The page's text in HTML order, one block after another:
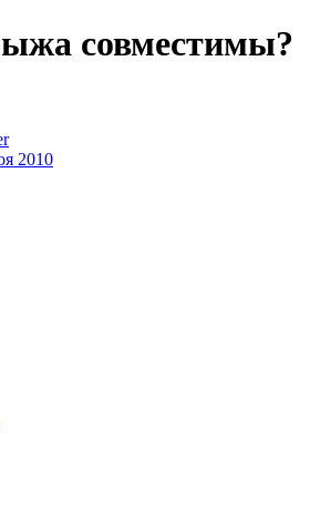
совместимы?
2010